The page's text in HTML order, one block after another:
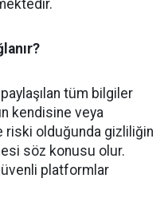
tüm bilgiler
kendisine veya
riski olduğunda gizliliğin
söz konusu olur.
platformlar